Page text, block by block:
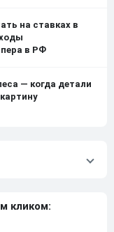
на ставках в
в РФ
— когда детали
кликом: